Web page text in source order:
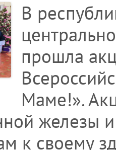
В
прошла
Маме!».
железы
к своему